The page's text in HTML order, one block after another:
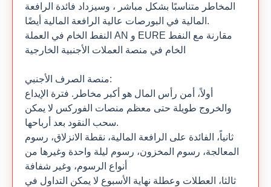
المخاطر متناسبًا بشكل مباشر ، وسيزداد فائدة الرافعة
المالية في البورصات عالية الرافعة المالية أيضًا.
النفط الخام في العملة AN و EURE مقارنة مع النفط
الخام في منصة العملات الأجنبية الخارجية
منصة الصرف الأجنبي:
أولاً، أمن رأس المال هو أكبر مخاطر. فترة الإيداع
والخروج طويلة حتى معظم منصات الفوركس لا يمكن
سحب النقود بعد أرباحها.
ثانياً، الفائدة على الرافعة المالية، نقطة الانزلاق، رسوم
المعالجة، رسوم المخزون، رسوم ليلة واحدة وغيرها من
أنواع الرسوم، وغير شفافة
ثالثا، العطلات وعطلة نهاية الأسبوع لا يمكن التداول في